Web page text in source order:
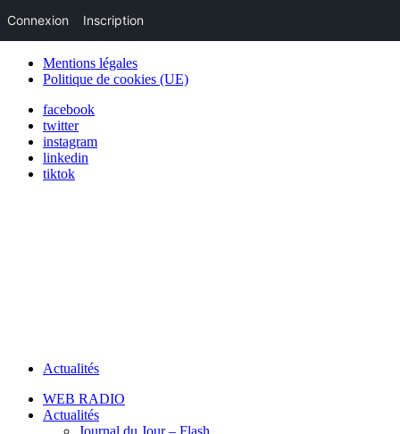
Mentions légales
Politique de cookies (UE)
facebook
twitter
instagram
linkedin
tiktok
Actualités
WEB RADIO
Actualités
Journal du Jour – Flash
Connexion Inscription